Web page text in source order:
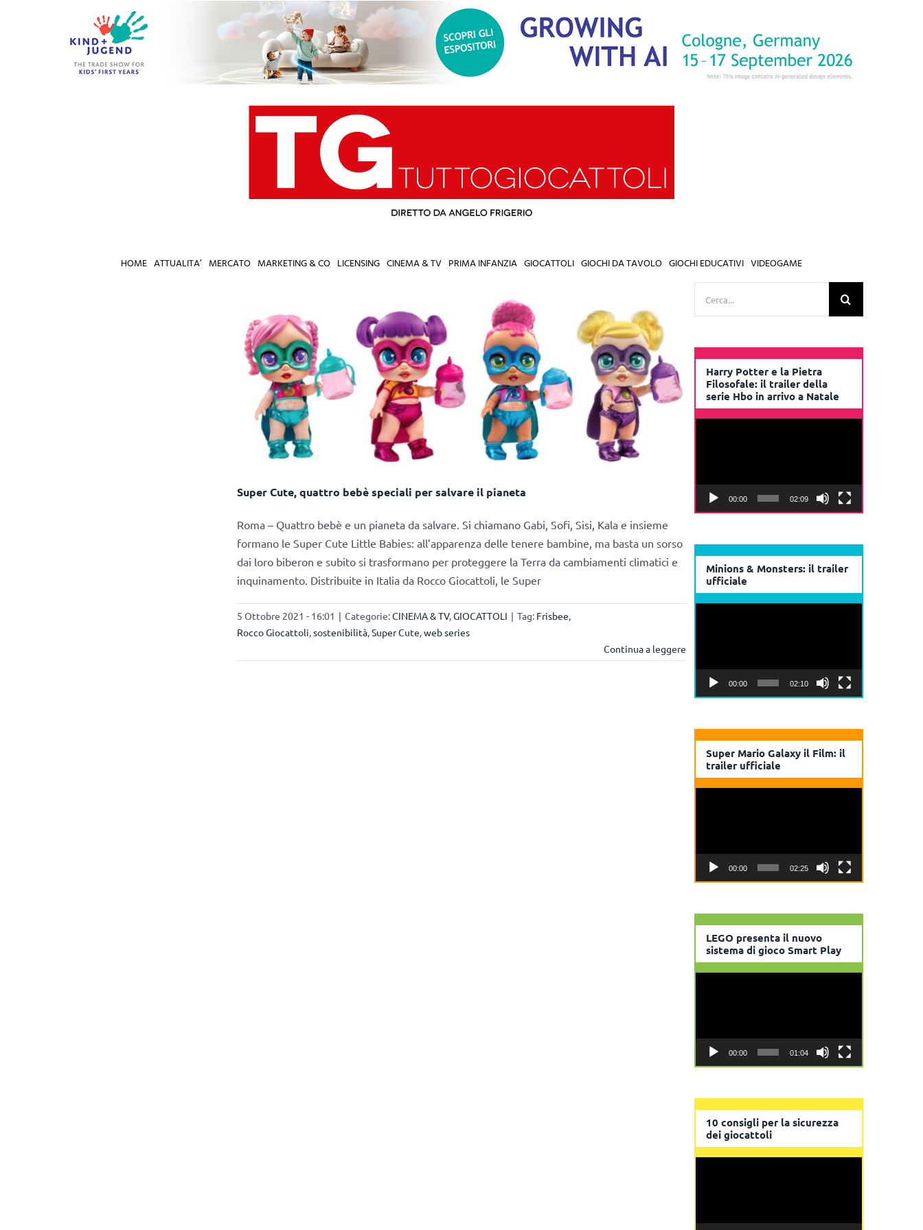
HOME ATTUALITA’ MERCATO MARKETING & CO LICENSING CINEMA & TV PRIMA INFANZIA GIOCATTOLI GIOCHI DA TAVOLO GIOCHI EDUCATIVI VIDEOGAME
Super Cute, quattro bebè speciali per salvare il pianeta
Roma – Quattro bebè e un pianeta da salvare. Si chiamano Gabi, Sofi, Sisi, Kala e insieme
formano le Super Cute Little Babies: all’apparenza delle tenere bambine, ma basta un sorso
dai loro biberon e subito si trasformano per proteggere la Terra da cambiamenti climatici e
inquinamento. Distribuite in Italia da Rocco Giocattoli, le Super
5 Ottobre 2021 - 16:01 | Categorie:CINEMA & TV,GIOCATTOLI | Tag: Frisbee,
Rocco Giocattoli,sostenibilità,Super Cute,web series
Continua a leggere
Harry Potter e la Pietra
Filosofale: il trailer della
serie Hbo in arrivo a Natale
00:00 02:09
Minions & Monsters: il trailer
ufficiale
00:00 02:10
Super Mario Galaxy il Film: il
trailer ufficiale
00:00 02:25
LEGO presenta il nuovo
sistema di gioco Smart Play
00:00 01:04
10 consigli per la sicurezza
dei giocattoli